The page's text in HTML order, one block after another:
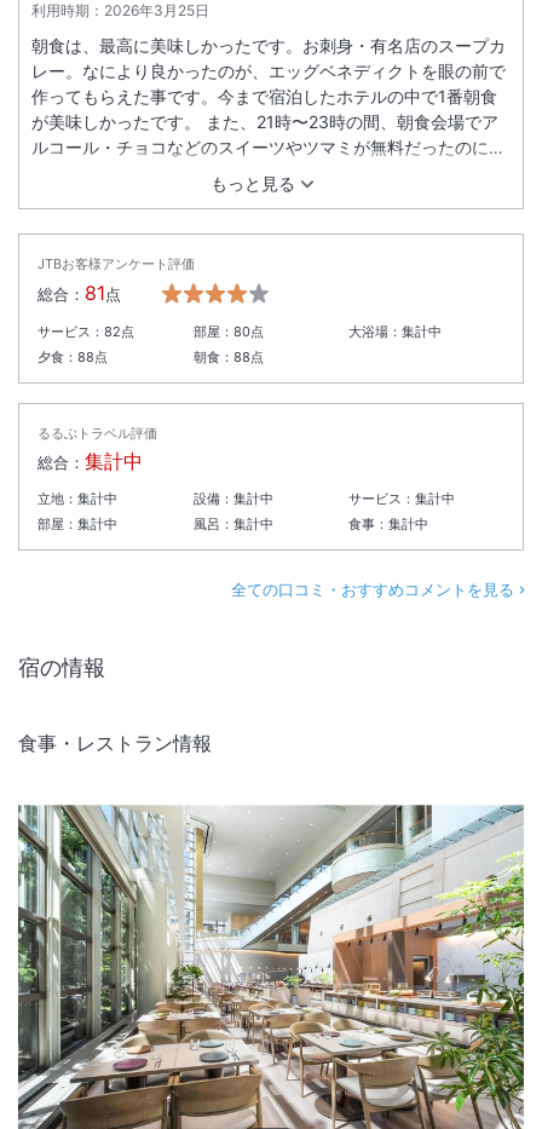
利用時期： 2026年3月25日
もっと見る
朝食は、最高に美味しかったです。お刺身・有名店のスープカ
レー。なにより良かったのが、エッグベネディクトを眼の前で
作ってもらえた事です。今まで宿泊したホテルの中で1番朝食
が美味しかったです。 また、21時〜23時の間、朝食会場でア
ルコール・チョコなどのスイーツやツマミが無料だったのには
びっくり‼️しました。4泊しましたが、毎日通いました。 立地
条件も良く、すぐ近くに地下鉄の駅があるので、繁華街にも行
同じホテルを選ぼうと思ってます。
JTBお客様アンケート評価
総合： 81点
サービス： 82点 部屋： 80点 大浴場：集計中
夕食： 88点 朝食： 88点
るるぶトラベル評価
総合： 集計中
立地： 集計中 設備： 集計中 サービス：集計中
部屋： 集計中 風呂： 集計中 食事：集計中
全ての口コミ・おすすめコメントを見る
宿の情報
食事・レストラン情報